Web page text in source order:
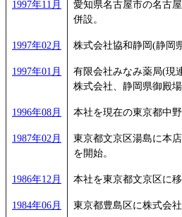
1997年11月
愛知県名古屋市の名古
併設。
1997年02月 株式会社協和静岡(静岡
1997年01月
有限会社みなみ薬局(現
株式会社、静岡県御殿場
1996年08月 本社を現在の東京都中野
1987年02月
東京都文京区湯島に本
を開始。
1986年12月 本社を東京都文京区に移
1984年06月 東京都豊島区に株式会